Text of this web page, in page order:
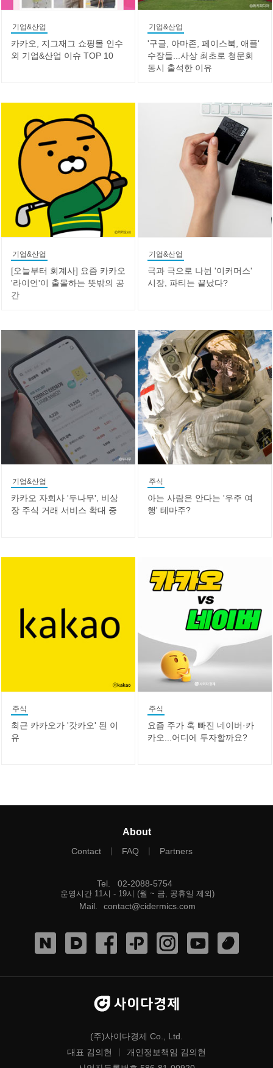
기업&산업
카카오, 지그재그 쇼핑몰 인수
외 기업&산업 이슈 TOP 10
기업&산업
'구글, 아마존, 페이스북, 애플'
수장들...사상 최초로 청문회
동시 출석한 이유
기업&산업
[오늘부터 회계사] 요즘 카카오
'라이언'이 출몰하는 뜻밖의 공
간
기업&산업
극과 극으로 나뉜 '이커머스'
시장, 파티는 끝났다?
기업&산업
카카오 자회사 '두나무', 비상
장 주식 거래 서비스 확대 중
주식
아는 사람은 안다는 '우주 여
행' 테마주?
주식
최근 카카오가 '갓카오' 된 이
유
주식
요즘 주가 훅 빠진 네이버·카
카오...어디에 투자할까요?
About
Contact | FAQ | Partners
Tel 02-2088-5754
운영시간 11시 - 19시 (월 ~ 금, 공휴일 제외)
Mail contact@cidermics.com
(주)사이다경제 Co., Ltd.
대표 김의현
|
개인정보책임 김의현